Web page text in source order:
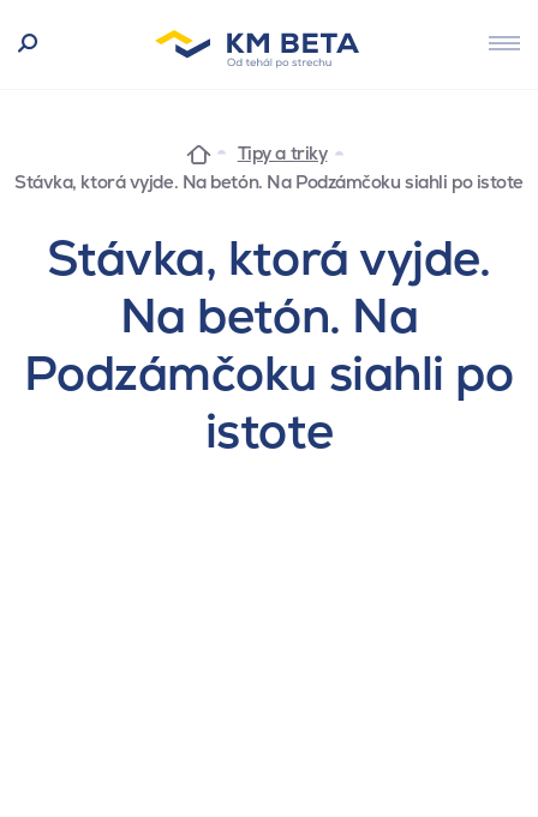
Tipy a triky
Stávka, ktorá vyjde. Na betón. Na Podzámčoku siahli po istote
Stávka, ktorá vyjde.
Na betón. Na
Podzámčoku siahli po
istote